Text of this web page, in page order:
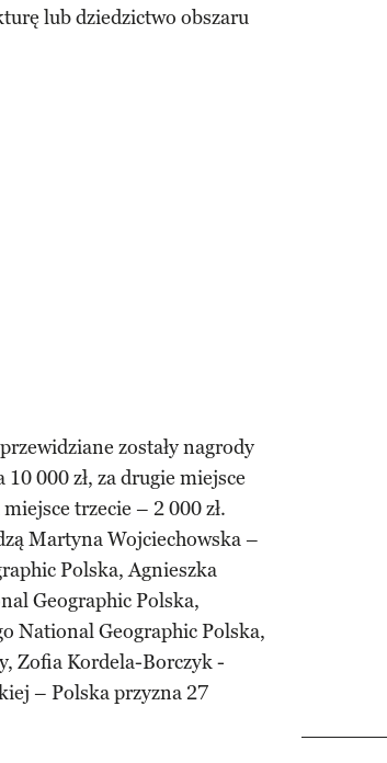
lub dziedzictwo obszaru
zostały nagrody
000 zł, za drugie miejsce
trzecie – 2 000 zł.
Martyna Wojciechowska –
Polska, Agnieszka
Geographic Polska,
National Geographic Polska,
Zofia Kordela-Borczyk -
– Polska przyzna 27